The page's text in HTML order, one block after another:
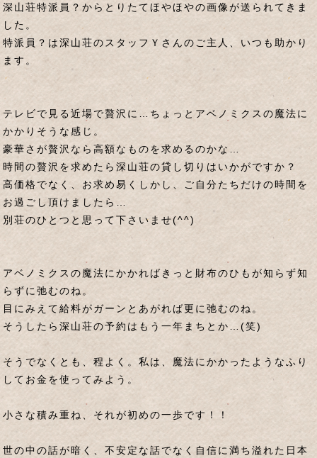
深山荘特派員？からとりたてほやほやの画像が送られてきま
した。
特派員？は深山荘のスタッフＹさんのご主人、いつも助かり
ます。
テレビで見る近場で贅沢に…ちょっとアベノミクスの魔法に
かかりそうな感じ。
豪華さが贅沢なら高額なものを求めるのかな…
時間の贅沢を求めたら深山荘の貸し切りはいかがですか？
高価格でなく、お求め易くしかし、ご自分たちだけの時間を
お過ごし頂けましたら…
別荘のひとつと思って下さいませ(^^)
アベノミクスの魔法にかかればきっと財布のひもが知らず知
らずに弛むのね。
目にみえて給料がガーンとあがれば更に弛むのね。
そうしたら深山荘の予約はもう一年まちとか…(笑)
そうでなくとも、程よく。私は、魔法にかかったようなふり
してお金を使ってみよう。
小さな積み重ね、それが初めの一歩です！！
世の中の話が暗く、不安定な話でなく自信に満ち溢れた日本